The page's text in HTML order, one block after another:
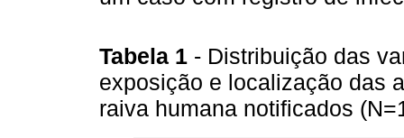
Tabela 1 - Distribuição das
exposição e localização das
raiva humana notificados